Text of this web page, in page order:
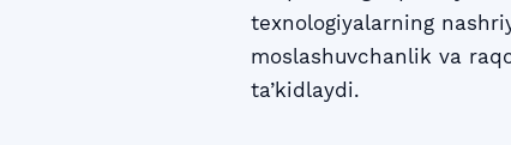
texnologiyalarning
moslashuvchanlik va
ta’kidlaydi.